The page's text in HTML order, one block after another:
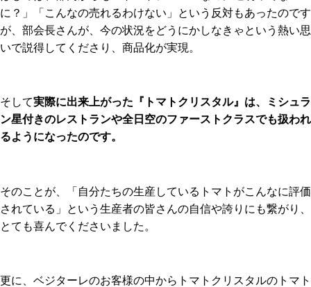
に？」「こんなの売れるわけない」という反対もあったのです
が、部会長さんが、今の状況をどうにかしなきゃという熱い思
いで説得してくださり、商品化が実現。
そして実際に出来上がった『トマトクリスタル』は、ミシュラ
ン星付きのレストランや全日空のファーストクラスでも扱われ
るようになったのです。
そのことが、「自分たちの生産しているトマトがこんなに評価
されている」という生産者の皆さんの自信や誇りにも繋がり、
とても喜んでくださいました。
更に、ベジターレのお客様の中からトマトクリスタルのトマト